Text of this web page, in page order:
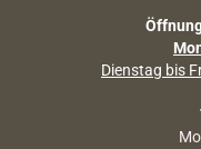
Dienstag bis